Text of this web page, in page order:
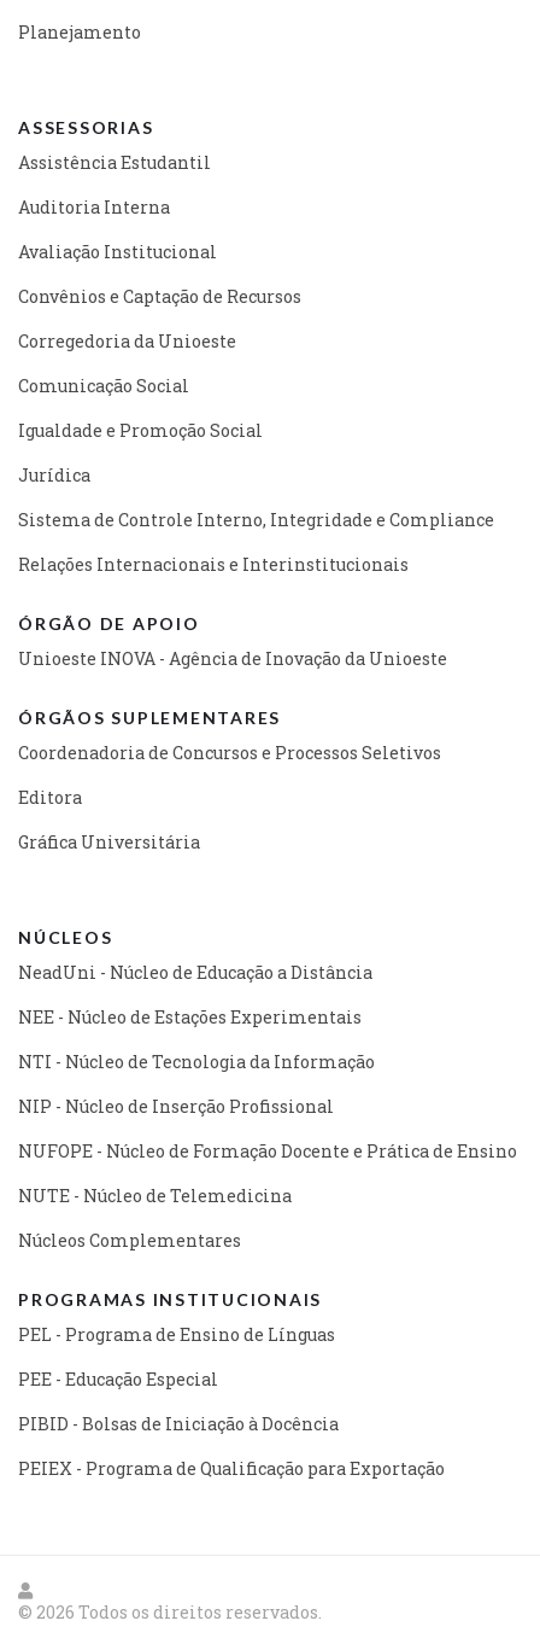
Planejamento
ASSESSORIAS
Assistência Estudantil
Auditoria Interna
Avaliação Institucional
Convênios e Captação de Recursos
Corregedoria da Unioeste
Comunicação Social
Igualdade e Promoção Social
Jurídica
Sistema de Controle Interno, Integridade e Compliance
Relações Internacionais e Interinstitucionais
ÓRGÃO DE APOIO
Unioeste INOVA - Agência de Inovação da Unioeste
ÓRGÃOS SUPLEMENTARES
Coordenadoria de Concursos e Processos Seletivos
Editora
Gráfica Universitária
NÚCLEOS
NeadUni - Núcleo de Educação a Distância
NEE - Núcleo de Estações Experimentais
NTI - Núcleo de Tecnologia da Informação
NIP - Núcleo de Inserção Profissional
NUFOPE - Núcleo de Formação Docente e Prática de Ensino
NUTE - Núcleo de Telemedicina
Núcleos Complementares
PROGRAMAS INSTITUCIONAIS
PEL - Programa de Ensino de Línguas
PEE - Educação Especial
PIBID - Bolsas de Iniciação à Docência
PEIEX - Programa de Qualificação para Exportação
© 2026 Todos os direitos reservados.